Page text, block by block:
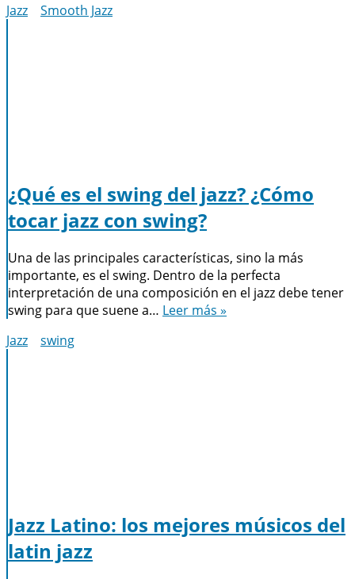
Jazz
Smooth Jazz
¿Qué es el swing del jazz? ¿Cómo
tocar jazz con swing?
Una de las principales características, sino la más
importante, es el swing. Dentro de la perfecta
interpretación de una composición en el jazz debe tener
swing para que suene a… Leer más »
Jazz
swing
Jazz Latino: los mejores músicos del
latin jazz